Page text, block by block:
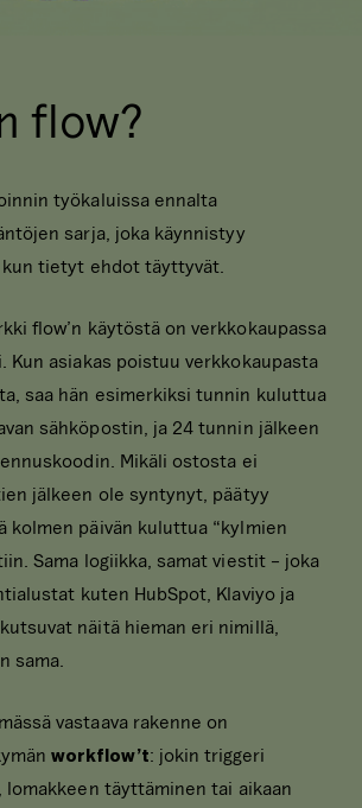
flow?
työkaluissa ennalta
sarja, joka käynnistyy
tietyt ehdot täyttyvät.
flow’n käytöstä on verkkokaupassa
Kun asiakas poistuu verkkokaupasta
saa hän esimerkiksi tunnin kuluttua
sähköpostin, ja 24 tunnin jälkeen
Mikäli ostosta ei
jälkeen ole syntynyt, päätyy
kolmen päivän kuluttua “kylmien
Sama logiikka, samat viestit – joka
kuten HubSpot, Klaviyo ja
näitä hieman eri nimillä,
sama.
vastaava rakenne on
workflow’t: jokin triggeri
lomakkeen täyttäminen tai aikaan